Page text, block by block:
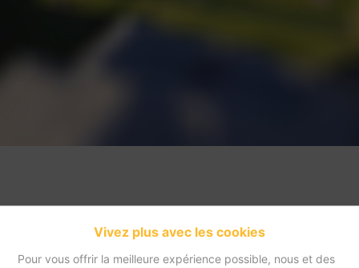
Vivez plus avec les cookies
Pour vous offrir la meilleure expérience possible, nous et des